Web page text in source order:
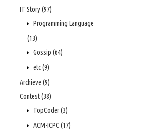
IT Story(97)
Programming Language
(13)
Gossip (64)
etc(9)
Archieve (9)
Contest(38)
TopCoder(3)
ACM-ICPC (17)